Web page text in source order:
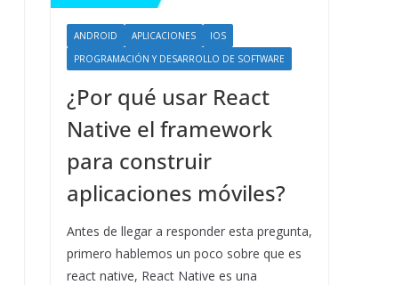
ANDROID APLICACIONES
IOS
PROGRAMACIÓN Y DESARROLLO DE SOFTWARE
¿Por qué usar React
Native el framework
para construir
aplicaciones móviles?
Antes de llegar a responder esta pregunta,
primero hablemos un poco sobre que es
react native, React Native es una